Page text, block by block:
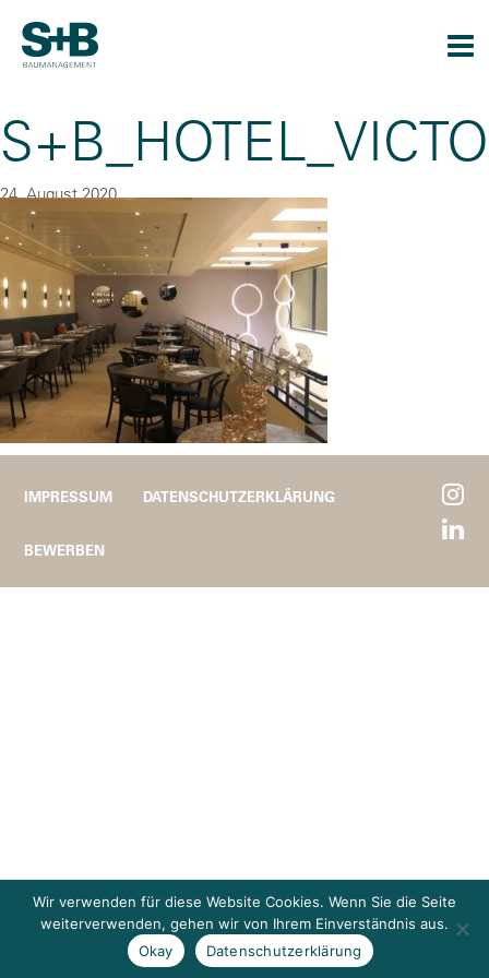
24. August 2020
CU
IMPRESSUM DATENSCHUTZERKLÄRUNG
BEWERBEN
Wir verwenden für diese Website Cookies. Wenn Sie die Seite
weiterverwenden, gehen wir von Ihrem Einverständnis aus.
Okay
Datenschutzerklärung